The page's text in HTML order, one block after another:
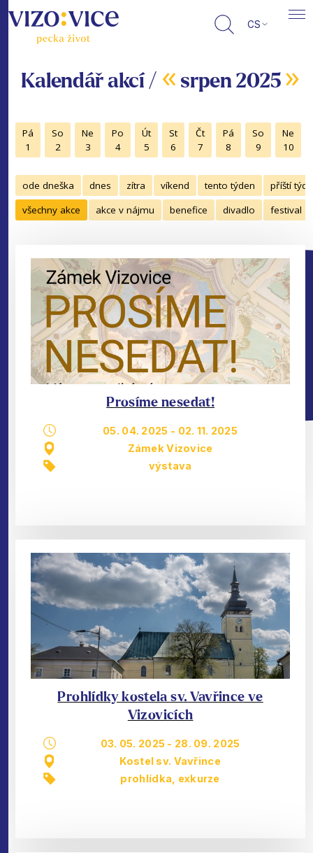
CS
Kalendář akcí / « srpen 2025 »
Pá
1
So
2
Ne
3
Po
4
Út
5
St
6
Čt
7
Pá
8
So
9
Ne
10
ode dneška dnes zítra víkend tento týden
příští
všechny akce
akce v nájmu benefice divadlo festival
Prosíme nesedat!
05. 04. 2025 - 02. 11. 2025
Zámek Vizovice
výstava
Prohlídky kostela sv. Vavřince ve
Vizovicích
03. 05. 2025 - 28. 09. 2025
Kostel sv. Vavřince
prohlídka, exkurze